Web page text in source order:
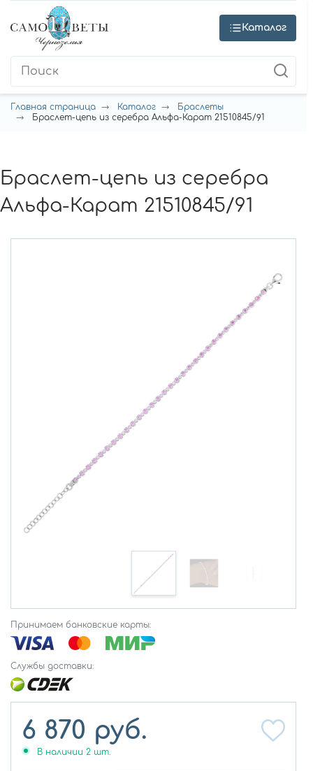
Каталог
Главная страница Каталог
Браслеты
Браслет-цепь из серебра Альфа-Карат 21510845/91
Браслет-цепь из серебра
Альфа-Карат 21510845/91
Принимаем банковские карты:
Службы доставки:
6 870 руб.
В наличии 2 шт.